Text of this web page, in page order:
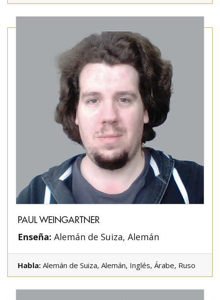
PAUL WEINGARTNER
Enseña: Alemán de Suiza, Alemán
Habla: Alemán de Suiza, Alemán, Inglés, Árabe, Ruso